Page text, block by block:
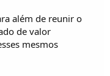
além de reunir o
de valor
mesmos